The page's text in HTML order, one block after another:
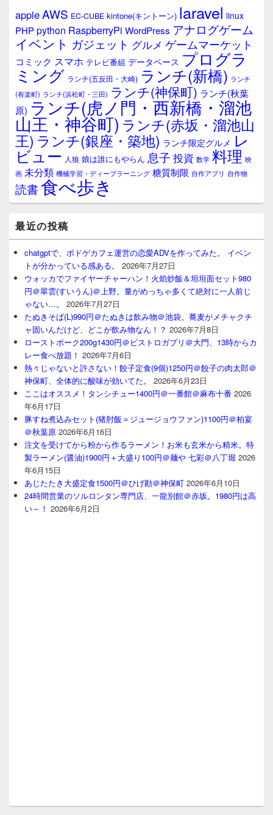
appleAWS EC-CUBE kintone(キントーン) laravel linux
PHPpython RaspberryPi WordPress アナログゲーム
イベント ガジェット グルメ ゲームマーケット
コミック スマホ テレビ番組 データベース プログラ
ミング ランチ(五反田・大崎) ランチ(新橋) ランチ
(有楽町) ランチ(浜松町・三田) ランチ(神保町) ランチ(秋葉
原) ランチ(虎ノ門・西新橋・溜池
山王・神谷町) ランチ(赤坂・溜池山
王) ランチ(銀座・築地) ランチ限定グルメ レ
ビュー 人狼 娘は誰にもやらん 息子 投資 数学 料理 映
画 未分類 機械学習・ディープラーニング 糖質制限 自作アプリ 自作物
読書食べ歩き
最近の投稿
chatgptで、ボドゲカフェ運営の恋愛ADVを作ってみた。 イベン
トが分かっている感ある。
2026年7月27日
ウォッカでファイヤーチャーハン！火焰炒飯＆坦坦面セット980
円＠翠雲(すいうん)＠上野。量がめっちゃ多くて絶対に一人前じ
ゃない…。
2026年7月27日
たぬきそば(L)990円＠たぬきは飲み物＠池袋。蕎麦がメチャクチ
ャ固いんだけど、どこが飲み物なん！？ 2026年7月8日
ローストポーク200g1430円＠ビストロガブリ＠大門、13時からカ
レー食べ放題！ 2026年7月6日
熱々じゃないと許さない！餃子定食(9個)1250円＠餃子の肉太郎＠
神保町、全体的に酸味が効いてた。
2026年6月23日
ここはオススメ！タンシチュー1400円＠一番館＠麻布十番 2026
年6月17日
豚すね煮込みセット(猪肘飯＝ジュージョウファン)1100円＠柏宴
＠秋葉原 2026年6月16日
注文を受けてから粉から作るラーメン！お米も玄米から精米。特
製ラーメン(醤油)1900円＋大盛り100円＠麺や 七彩＠八丁堀 2026
年6月15日
あじたたき大盛定食1500円＠ひげ勘＠神保町 2026年6月10日
24時間営業のソルロンタン専門店、一龍別館＠赤坂。1980円は高
い～！ 2026年6月2日